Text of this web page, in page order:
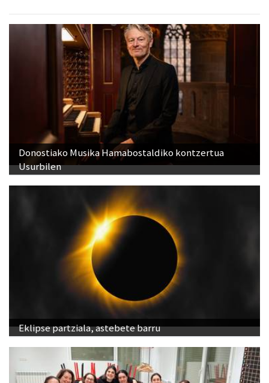
Donostiako Musika Hamabostaldiko kontzertua
Usurbilen
Eklipse partziala, astebete barru